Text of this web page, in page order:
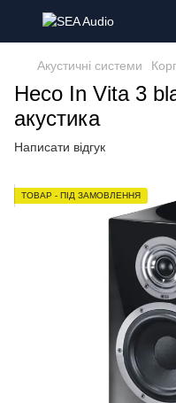
Акустичні системи
Heco In Vita 3
акустика
Написати відгук
ТОВАР - ПІД ЗАМОВЛЕННЯ